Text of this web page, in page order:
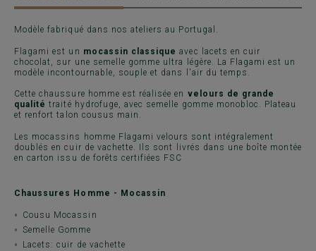
Modèle fabriqué dans nos ateliers au Portugal.
Flagami est un mocassin classique avec lacets en cuir
chocolat, sur une semelle gomme ultra légère. La Flagami est un
modèle incontournable, souple et dans l'air du temps.
Cette chaussure homme est réalisée en velours de grande
qualité traité hydrofuge, avec semelle gomme monobloc. Plateau
et renfort talon cousus main.
Les mocassins homme Flagami velours sont intégralement
doublés en cuir de vachette. Ils sont livrés dans une boîte montée
en carton issu de forêts certifiées FSC
Chaussures Homme - Mocassin
Cousu Mocassin
Semelle Gomme
Lacets: cuir de vachette